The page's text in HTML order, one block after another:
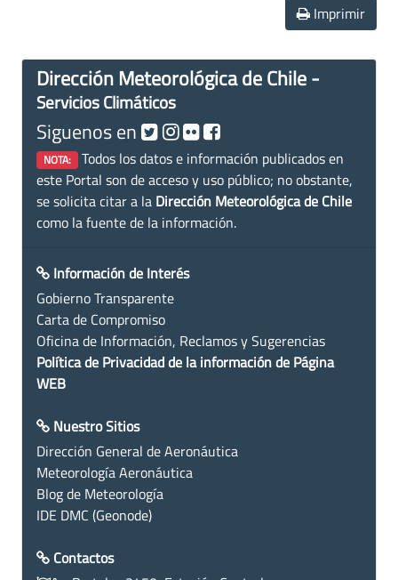
Imprimir
Dirección Meteorológica de Chile -
Servicios Climáticos
Siguenos en
NOTA: Todos los datos e información publicados en
este Portal son de acceso y uso público; no obstante,
se solicita citar a la Dirección Meteorológica de Chile
como la fuente de la información.
Información de Interés
Gobierno Transparente
Carta de Compromiso
Oficina de Información, Reclamos y Sugerencias
Política de Privacidad de la información de Página
WEB
Nuestro Sitios
Dirección General de Aeronáutica
Meteorología Aeronáutica
Blog de Meteorología
IDE DMC (Geonode)
Contactos